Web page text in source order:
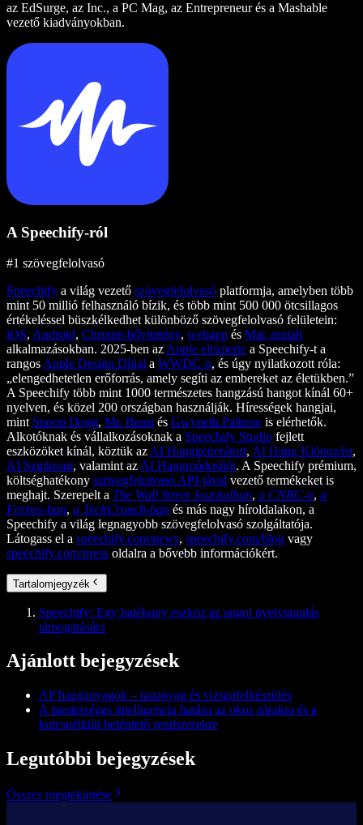
az EdSurge, az Inc., a PC Mag, az Entrepreneur és a Mashable
vezető kiadványokban.
A Speechify-ról
#1 szövegfelolvasó
Speechify a világ vezető szövegfelolvasó platformja, amelyben több
mint 50 millió felhasználó bízik, és több mint 500 000 ötcsillagos
értékeléssel büszkélkedhet különböző szövegfelolvasó felületein:
iOS, Android, Chrome-bővítmény, webapp és Mac asztali
alkalmazásokban. 2025-ben az Apple elismerte a Speechify-t a
rangos Apple Design Díjjal a WWDC-n, és úgy nyilatkozott róla:
„elengedhetetlen erőforrás, amely segíti az embereket az életükben.”
A Speechify több mint 1000 természetes hangzású hangot kínál 60+
nyelven, és közel 200 országban használják. Hírességek hangjai,
mint Snoop Dogg, Mr. Beast és Gwyneth Paltrow is elérhetők.
Alkotóknak és vállalkozásoknak a Speechify Studio fejlett
eszközöket kínál, köztük az AI Hanggenerátort, AI Hang Klónozást,
AI Szinkront, valamint az AI Hangmódosítót. A Speechify prémium,
költséghatékony szövegfelolvasó API-jával vezető termékeket is
meghajt. Szerepelt a The Wall Street Journalban, a CNBC-n, a
Forbes-ban, a TechCrunch-ban és más nagy híroldalakon, a
Speechify a világ legnagyobb szövegfelolvasó szolgáltatója.
Látogass el a speechify.com/news, speechify.com/blog vagy
speechify.com/press oldalra a bővebb információkért.
Tartalomjegyzék
Speechify: Egy hatékony eszköz az angol nyelvtanulás
támogatására
Ajánlott bejegyzések
AP hanganyagok – tananyag és vizsgafelkészülés
A mesterséges intelligencia hatása az okos zárakra és a
kulcsnélküli beléptető rendszerekre
Legutóbbi bejegyzések
Összes megtekintése